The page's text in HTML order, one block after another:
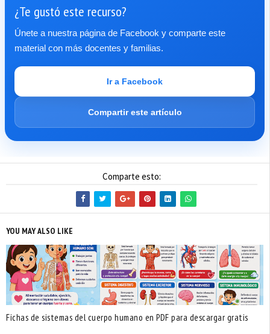
¿Te gustó este recurso?
Únete a nuestra página de Facebook y comparte este
material con más docentes y familias.
Ir a Facebook
Compartir este artículo
Comparte esto:
YOU MAY ALSO LIKE
Fichas de sistemas del cuerpo humano en PDF para descargar gratis